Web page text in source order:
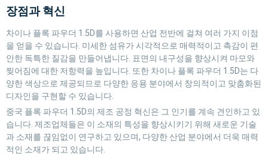
장점과 혁신
차이나 플록 파우더 1.5D를 사용하면 산업 전반에 걸쳐 여러 가지 이점
을 얻을 수 있습니다. 미세한 섬유가 시각적으로 매력적이고 촉감이 편
안한 독특한 질감을 만들어냅니다. 표면의 내구성을 향상시켜 마모와
찢어짐에 대한 저항력을 높입니다. 또한 차이나 플록 파우더 1.5D는 다
양한 색상으로 제공되므로 다양한 응용 분야에서 창의적이고 맞춤화된
디자인을 구현할 수 있습니다.
중국 플록 파우더 1.5D의 제조 공정 혁신은 그 인기를 계속 견인하고 있
습니다. 제조업체들은 이 소재의 특성을 향상시키기 위해 새로운 기술
과 소재를 끊임없이 연구하고 있으며, 다양한 산업 분야에서 더욱 매력
적인 소재가 되고 있습니다.